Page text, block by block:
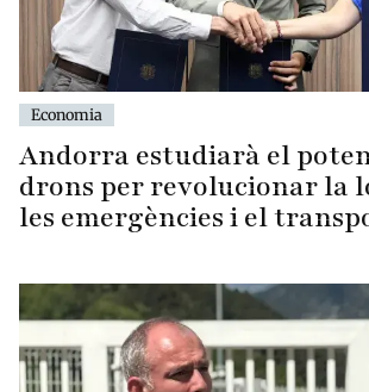
Economia
Andorra estudiarà el
drons per revolucionar la
les emergències i el